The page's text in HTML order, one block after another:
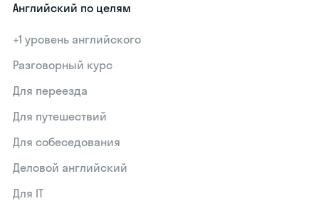
Английский по целям
+1 уровень английского
Разговорный курс
Для переезда
Для путешествий
Для собеседования
Деловой английский
Для IT